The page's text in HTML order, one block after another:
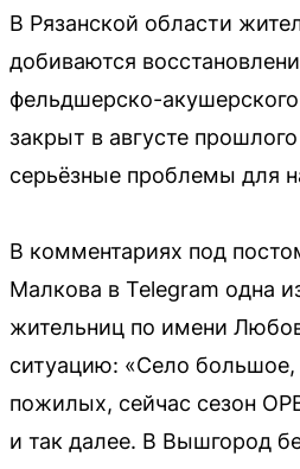
В Рязанской области
добиваются
фельдшерско-
закрыт в августе
серьёзные проблемы для
В комментариях под
Малкова в Telegram одна
жительниц по имени
ситуацию: «Село большое,
пожилых, сейчас сезон
и так далее. В Вышгород